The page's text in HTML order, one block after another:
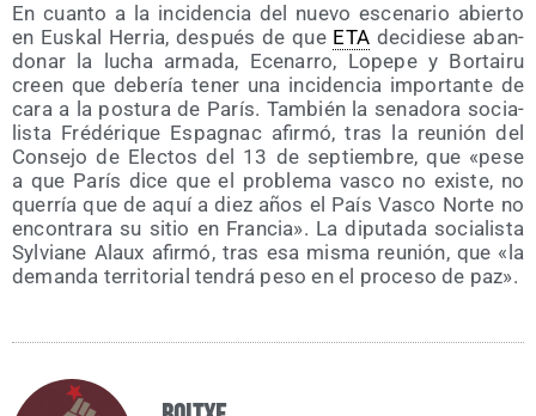
En cuan­to a la inci­den­cia del nue­vo esce­na­rio abier­to
en Eus­kal Herria, des­pués de que ETA deci­die­se aban­
do­nar la lucha arma­da, Ece­na­rro, Lope­pe y Bor­tai­ru
creen que debe­ría tener una inci­den­cia impor­tan­te de
cara a la pos­tu­ra de París. Tam­bién la sena­do­ra socia­
lis­ta Fré­dé­ri­que Espag­nac afir­mó, tras la reu­nión del
Con­se­jo de Elec­tos del 13 de sep­tiem­bre, que «pese
a que París dice que el pro­ble­ma vas­co no exis­te, no
que­rría que de aquí a diez años el País Vas­co Nor­te no
encon­tra­ra su sitio en Fran­cia». La dipu­tada socia­lis­ta
Syl­via­ne Alaux afir­mó, tras esa mis­ma reu­nión, que «la
deman­da terri­to­rial ten­drá peso en el pro­ce­so de paz».